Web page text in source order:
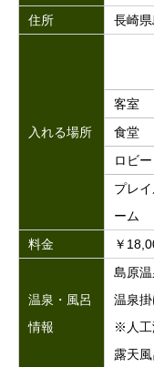
住所
長崎
入れる場所
客室
食堂
ロビー
プレ
ーム
料金 ￥
温泉・風呂
情報
島原
温泉
※人工
露天